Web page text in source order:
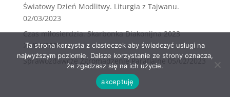
Światowy Dzień Modlitwy. Liturgia z Tajwanu.
02/03/2023
Czas miłosierdzia. Skarbonka Diakonijna 2023
26/02/2023
Sprawozdawcze Zgromadzenie Parafialne 05/02/2023
Ta strona korzysta z ciasteczek aby świadczyć usługi na
najwyższym poziomie. Dalsze korzystanie ze strony oznacza,
że zgadzasz się na ich użycie.
akceptuję